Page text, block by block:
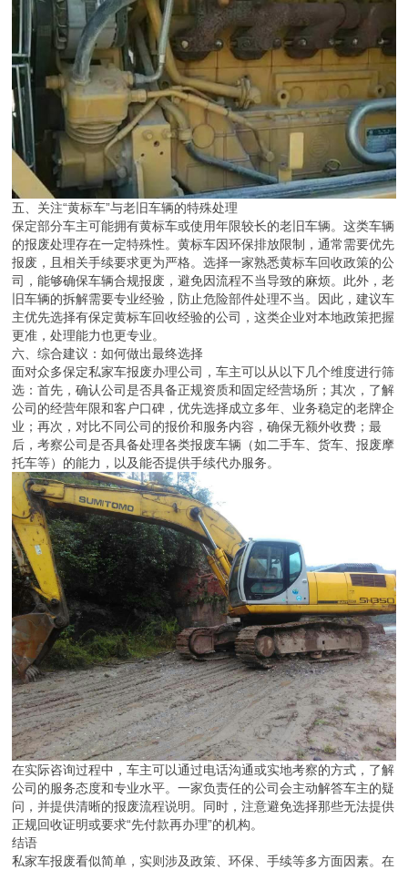
五、关注“黄标车”与老旧车辆的特殊处理
保定部分车主可能拥有黄标车或使用年限较长的老旧车辆。这类车辆
的报废处理存在一定特殊性。黄标车因环保排放限制，通常需要优先
报废，且相关手续要求更为严格。选择一家熟悉黄标车回收政策的公
司，能够确保车辆合规报废，避免因流程不当导致的麻烦。此外，老
旧车辆的拆解需要专业经验，防止危险部件处理不当。因此，建议车
主优先选择有保定黄标车回收经验的公司，这类企业对本地政策把握
更准，处理能力也更专业。
六、综合建议：如何做出最终选择
面对众多保定私家车报废办理公司，车主可以从以下几个维度进行筛
选：首先，确认公司是否具备正规资质和固定经营场所；其次，了解
公司的经营年限和客户口碑，优先选择成立多年、业务稳定的老牌企
业；再次，对比不同公司的报价和服务内容，确保无额外收费；最
后，考察公司是否具备处理各类报废车辆（如二手车、货车、报废摩
托车等）的能力，以及能否提供手续代办服务。
在实际咨询过程中，车主可以通过电话沟通或实地考察的方式，了解
公司的服务态度和专业水平。一家负责任的公司会主动解答车主的疑
问，并提供清晰的报废流程说明。同时，注意避免选择那些无法提供
正规回收证明或要求“先付款再办理”的机构。
结语
私家车报废看似简单，实则涉及政策、环保、手续等多方面因素。在